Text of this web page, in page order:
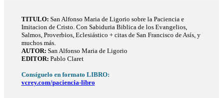
TITULO: San Alfonso Maria de Ligorio sobre la Paciencia e
Imitacion de Cristo. Con Sabiduria Biblica de los Evangelios,
Salmos, Proverbios, Eclesiástico + citas de San Francisco de Asís, y
muchos más.
AUTOR: San Alfonso Maria de Ligorio
EDITOR: Pablo Claret
Consíguelo en formato LIBRO:
vcrey.com/paciencia-libro